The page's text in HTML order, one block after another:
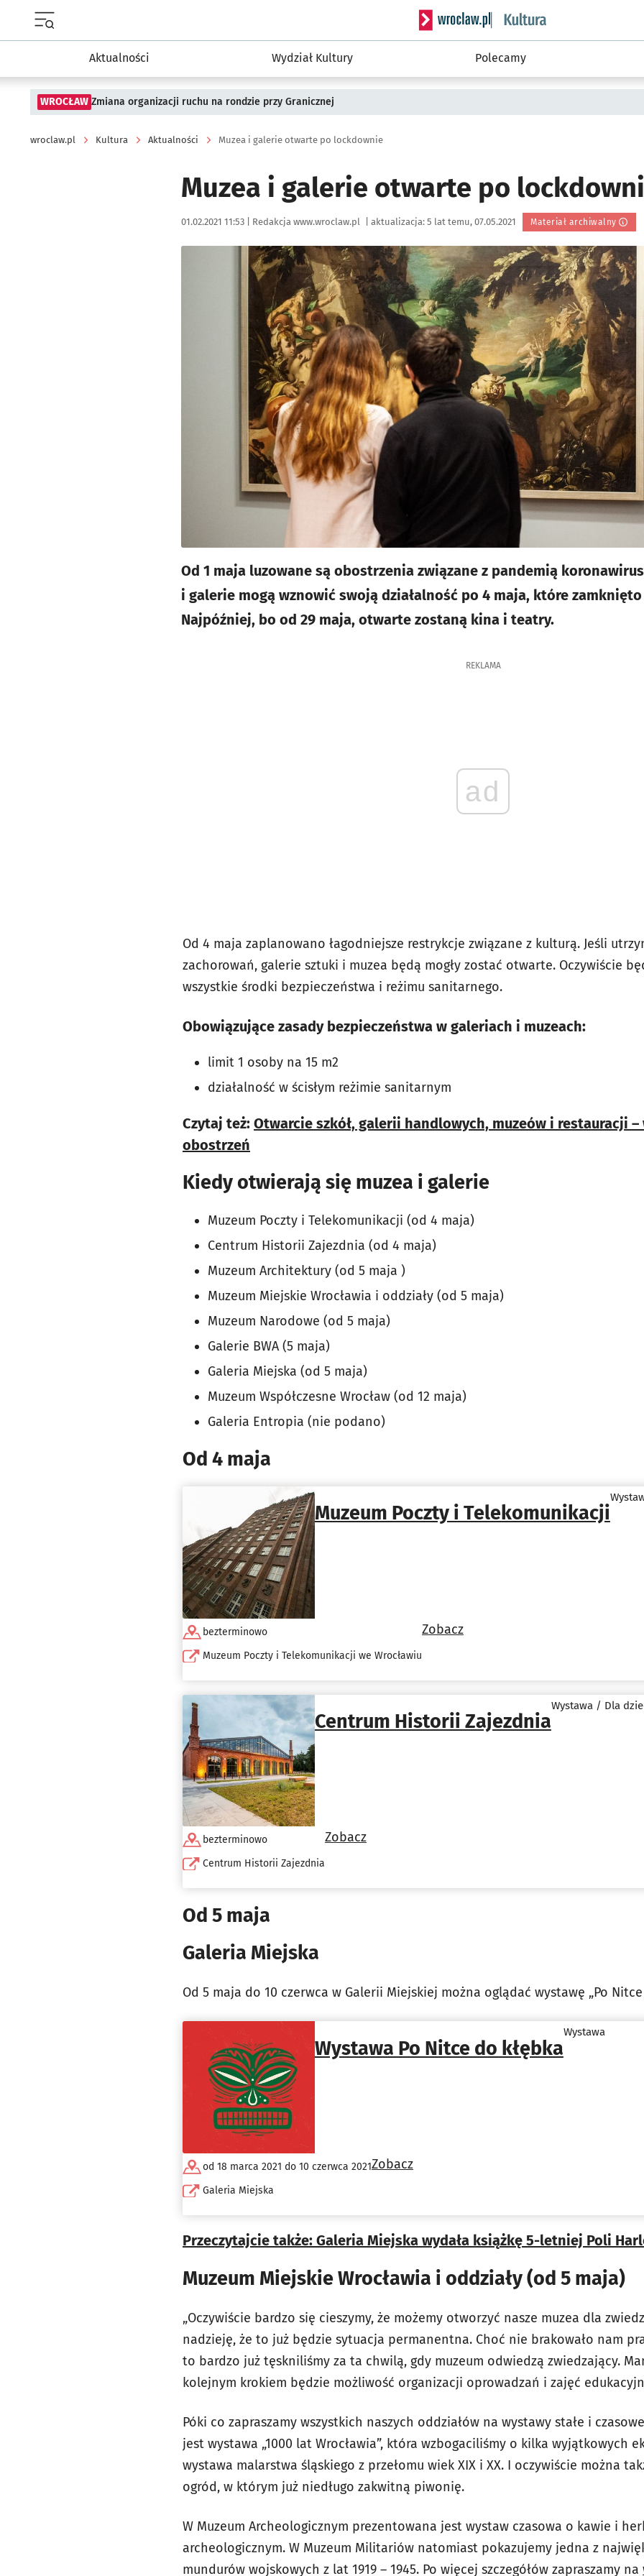
Serwis informacyjny wroclaw.pl podserwis:
Aktualności Wydział Kultury Polecamy
WROCŁAW Zmiana organizacji ruchu na rondzie przy Granicznej
wroclaw.pl Kultura Aktualności Muzea i galerie otwarte po lockdownie
Muzea i galerie otwarte po
Data publikacji:
01.02.2021 11:53 | Autor:
Redakcja www.wroclaw.pl aktualizacja: 5 lat temu, 07.05.2021 Materiał archiwalny
Kliknij, aby powiększyć
Od 1 maja luzowane są obostrzenia związane z pandemią
i galerie mogą wznowić swoją działalność po 4 maja, które zamknięto
Najpóźniej, bo od 29 maja, otwarte zostaną kina i teatry.
REKLAMA
ad
Od 4 maja zaplanowano łagodniejsze restrykcje związane z kulturą. Jeśli
zachorowań, galerie sztuki i muzea będą mogły zostać otwarte. Oczywiście
wszystkie środki bezpieczeństwa i reżimu sanitarnego.
Obowiązujące zasady bezpieczeństwa w galeriach i muzeach:
limit 1 osoby na 15 m2
działalność w ścisłym reżimie sanitarnym
Czytaj też: Otwarcie szkół, galerii handlowych, muzeów i restauracji
obostrzeń
Kiedy otwierają się muzea i galerie
Muzeum Poczty i Telekomunikacji (od 4 maja)
Centrum Historii Zajezdnia (od 4 maja)
Muzeum Architektury (od 5 maja )
Muzeum Miejskie Wrocławia i oddziały (od 5 maja)
Muzeum Narodowe (od 5 maja)
Galerie BWA (5 maja)
Galeria Miejska (od 5 maja)
Muzeum Współczesne Wrocław (od 12 maja)
Galeria Entropia (nie podano)
Od 4 maja
Muzeum Poczty i Telekomunikacji
bezterminowo
Muzeum Poczty i Telekomunikacji we Wrocławiu
Zobacz
Centrum Historii Zajezdnia
Wystawa / Dla
bezterminowo
Centrum Historii Zajezdnia
Zobacz
Od 5 maja
Galeria Miejska
Od 5 maja do 10 czerwca w Galerii Miejskiej można oglądać wystawę „Po Nitce
Wystawa Po Nitce do kłębka
Wystawa
od 18 marca 2021 do 10 czerwca 2021
Galeria Miejska
Zobacz
Przeczytajcie także: Galeria Miejska wydała książkę 5-letniej Poli
Muzeum Miejskie Wrocławia i oddziały (od 5 maja)
„Oczywiście bardzo się cieszymy, że możemy otworzyć nasze muzea dla
nadzieję, że to już będzie sytuacja permanentna. Choć nie brakowało nam
to bardzo już tęskniliśmy za ta chwilą, gdy muzeum odwiedzą zwiedzający.
kolejnym krokiem będzie możliwość organizacji oprowadzań i zajęć
Póki co zapraszamy wszystkich naszych oddziałów na wystawy stałe i
jest wystawa „1000 lat Wrocławia”, która wzbogaciliśmy o kilka wyjątkowych
wystawa malarstwa śląskiego z przełomu wiek XIX i XX. I oczywiście można
ogród, w którym już niedługo zakwitną piwonię.
W Muzeum Archeologicznym prezentowana jest wystaw czasowa o kawie i
archeologicznym. W Muzeum Militariów natomiast pokazujemy jedna z
mundurów wojskowych z lat 1919 – 1945. Po więcej szczegółów zapraszamy na